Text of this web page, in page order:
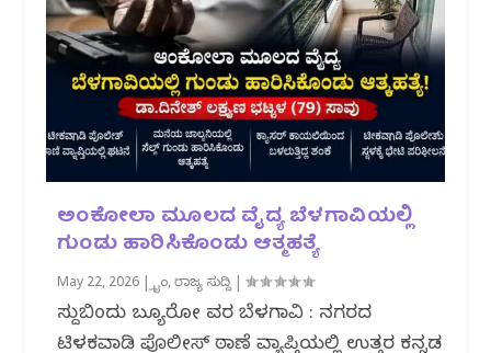
ಅಂಕೋಲಾ ಮೂಲದ ವೈದ್ಯ ಬೆಳಗಾವಿಯಲ್ಲಿ
ಗುಂಡು ಹಾರಿಸಿಕೊಂಡು ಆತ್ಮಹತ್ಯೆ
May 22, 2026 |ಕ್ರೈಂ,ರಾಜ್ಯ ಸುದ್ದಿ |
ಸುದ್ದಿಬಿಂದು ಬ್ಯೂರೋ ವರದಿ ಬೆಳಗಾವಿ : ನಗರದ
ಟಿಳಕವಾಡಿ ಪೊಲೀಸ್ ಠಾಣೆ ವ್ಯಾಪ್ತಿಯಲ್ಲಿ ಉತ್ತರ ಕನ್ನಡ